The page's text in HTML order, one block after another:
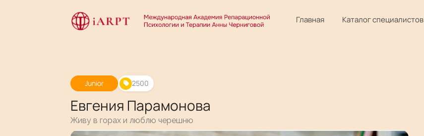
Главная Каталог специалистов
Junior 2500
Евгения Парамонова
Живу в горах и люблю черешню